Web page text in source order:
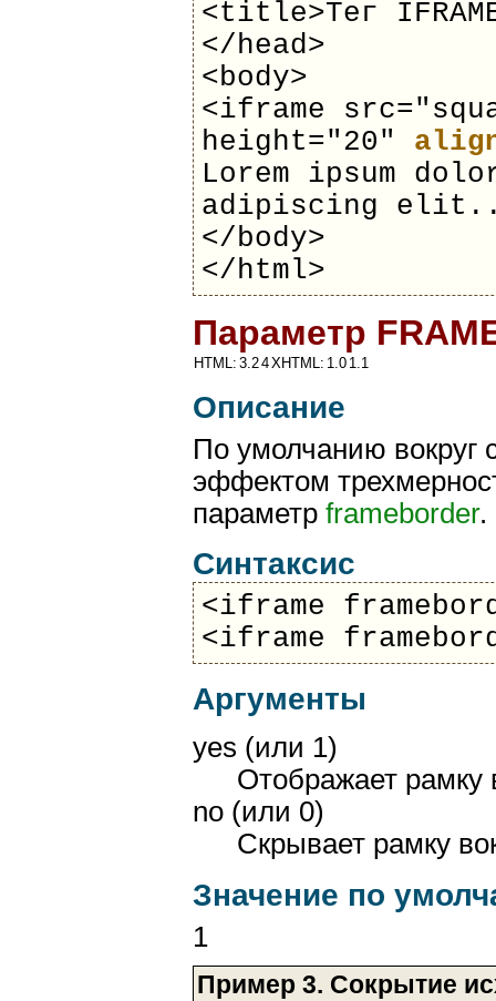
<title>Тег
</head>
<body>
<iframe
height="20"
Lorem ipsum
adipiscing
</body>
</html>
Параметр
HTML: 3.24XHTML: 1.0 1.1
Описание
По умолчанию вокруг
эффектом
параметр frameborder.
Синтаксис
<iframe
<iframe
Аргументы
yes (или 1)
Отображает рамку
no (или 0)
Скрывает рамку
Значение по
1
Пример 3. Сокрытие